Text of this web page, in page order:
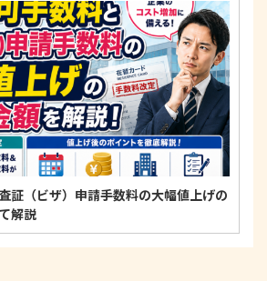
証（ビザ）申請手数料の大幅値上げの
解説